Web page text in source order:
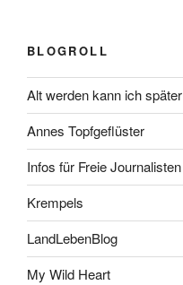
BLOGROLL
Alt werden kann ich später
Annes Topfgeflüster
Infos für Freie Journalisten
Krempels
LandLebenBlog
My Wild Heart